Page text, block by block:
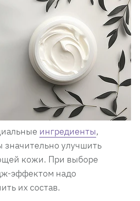
ингредиенты,
значительно улучшить
кожи. При выборе
эффектом надо
их состав.